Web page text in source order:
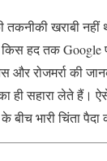
खराबी नहीं
हद तक Google
और रोजमर्रा की
ही सहारा लेते हैं।
बीच भारी चिंता पैदा